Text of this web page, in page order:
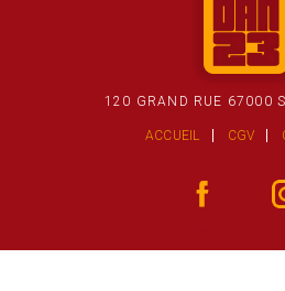
120 GRAND RUE 67000
ACCUEIL CGV